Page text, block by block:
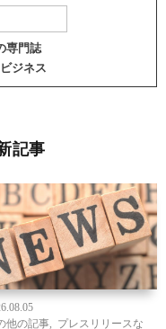
専門誌
ジネス
記事
他の記事
プレスリリースな